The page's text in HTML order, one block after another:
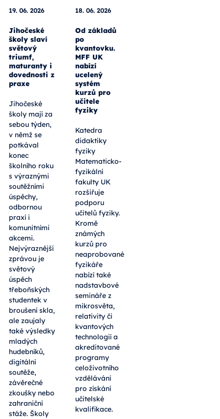
19. 06. 2026
Jihočeské
školy slaví
světový
triumf,
maturanty i
dovednosti z
praxe
Jihočeské
školy mají za
sebou týden,
v němž se
potkával
konec
školního roku
s výraznými
soutěžními
úspěchy,
odbornou
praxí i
komunitními
akcemi.
Nejvýraznější
zprávou je
světový
úspěch
třeboňských
studentek v
broušení skla,
ale zaujaly
také výsledky
mladých
hudebníků,
digitální
soutěže,
závěrečné
zkoušky nebo
zahraniční
stáže. Školy
18. 06. 2026
Od základů
po
kvantovku.
MFF UK
nabízí
ucelený
systém
kurzů pro
učitele
fyziky
Katedra
didaktiky
fyziky
Matematicko-
fyzikální
fakulty UK
rozšiřuje
podporu
učitelů fyziky.
Kromě
známých
kurzů pro
neaprobované
fyzikáře
nabízí také
nadstavbové
semináře z
mikrosvěta,
relativity či
kvantových
technologií a
akreditované
programy
celoživotního
vzdělávání
pro získání
učitelské
kvalifikace.